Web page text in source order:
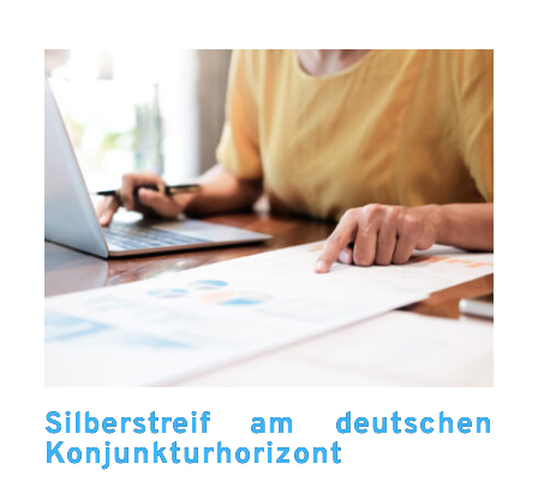
Silberstreif am deutschen
Konjunkturhorizont